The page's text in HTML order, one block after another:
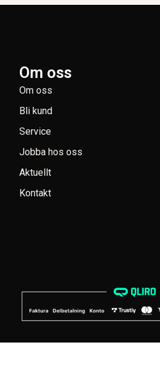
Om oss
Om oss
Bli kund
Service
Jobba hos oss
Aktuellt
Kontakt